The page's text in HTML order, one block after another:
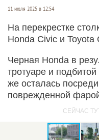
11 июля 2025 в 12:54
На перекрестке
Honda Civic и Toyota
Черная Honda в
тротуаре и
же осталась
поврежденной